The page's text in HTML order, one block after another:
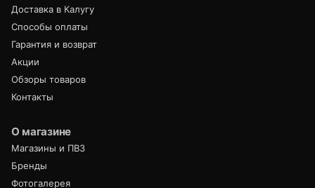
Доставка в Калугу
Способы оплаты
Гарантия и возврат
Акции
Обзоры товаров
Контакты
О магазине
Магазины и ПВЗ
Бренды
Фотогалерея